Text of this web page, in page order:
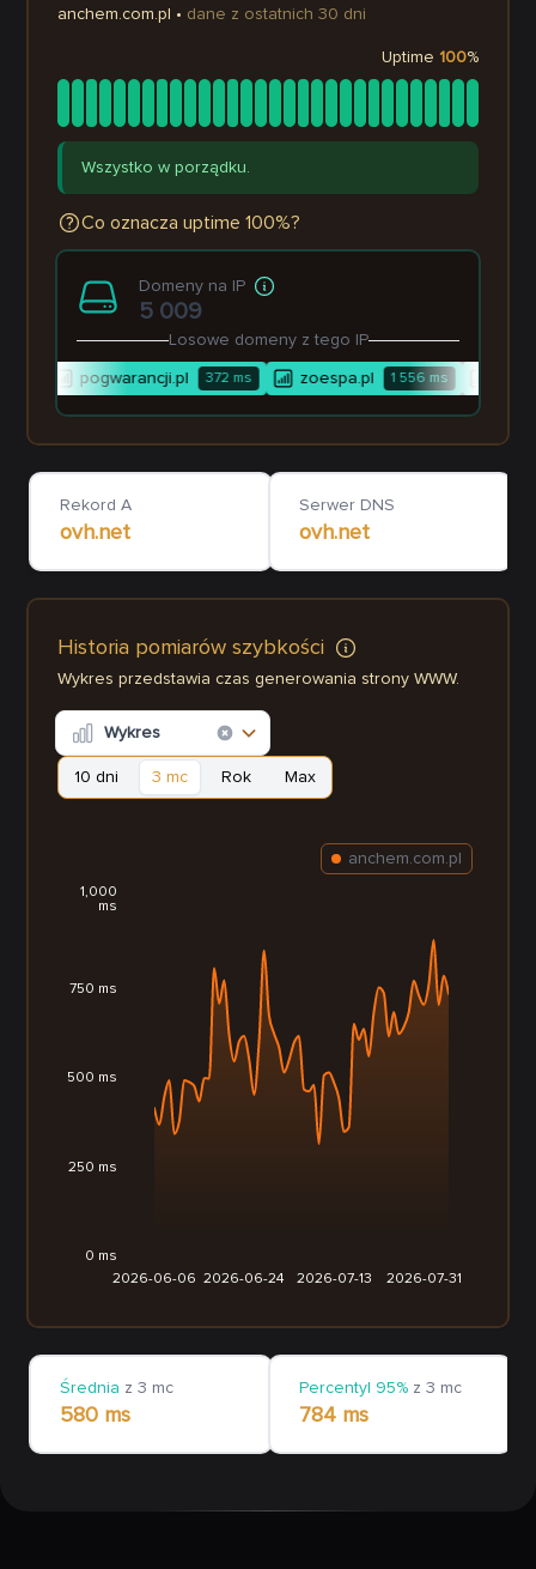
anchem.com.pl • dane z ostatnich 30 dni
Uptime 100%
Wszystko w porządku.
Co oznacza uptime 100%?
Domeny na IP
5 009
Losowe domeny z tego IP
pogwarancji.pl 372ms zoespa.pl 1 556ms
Rekord A
ovh.net
Serwer DNS
ovh.net
Historia pomiarów szybkości
Wykres przedstawia czas generowania strony WWW.
Wykres
10 dni 3 mc Rok Max
2026-06-06 2026-06-24 2026-07-13 2026-07-31
0 ms
250 ms
500 ms
750 ms
1,000
ms
anchem.com.pl
Średnia z 3 mc
580 ms
Percentyl 95% z 3 mc
784 ms